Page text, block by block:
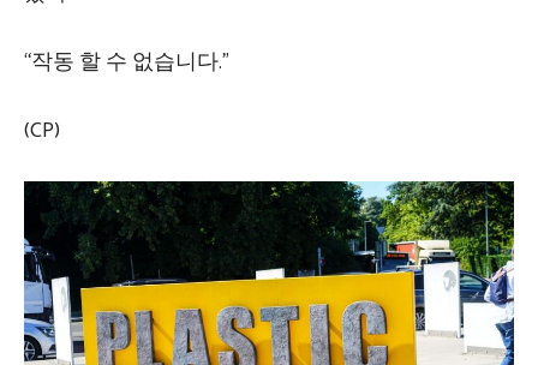
“작동 할 수 없습니다.”
(CP)